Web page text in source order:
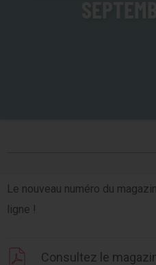
Le nouveau numéro du
ligne !
Consultez le